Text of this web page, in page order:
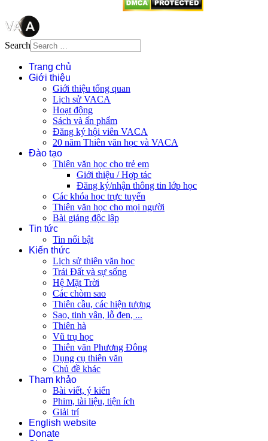
Search
Trang chủ
Giới thiệu
Giới thiệu tổng quan
Lịch sử VACA
Hoạt động
Sách và ấn phẩm
Đăng ký hội viên VACA
20 năm Thiên văn học và VACA
Đào tạo
Thiên văn học cho trẻ em
Giới thiệu / Hợp tác
Đăng ký/nhận thông tin lớp học
Các khóa học trực tuyến
Thiên văn học cho mọi người
Bài giảng độc lập
Tin tức
Tin nổi bật
Kiến thức
Lịch sử thiên văn học
Trái Đất và sự sống
Hệ Mặt Trời
Các chòm sao
Thiên cầu, các hiện tượng
Sao, tinh vân, lỗ đen, ...
Thiên hà
Vũ trụ học
Thiên văn Phương Đông
Dụng cụ thiên văn
Chủ đề khác
Tham khảo
Bài viết, ý kiến
Phim, tài liệu, tiện ích
Giải trí
English website
Donate